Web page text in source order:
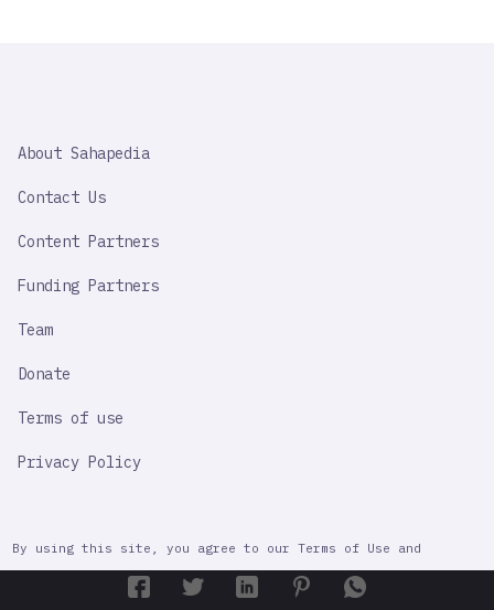
IMPORTANT
About Sahapedia
Contact Us
Content Partners
Funding Partners
Team
Donate
Terms of use
Privacy Policy
By using this site, you agree to our Terms of Use and
Privacy Policy. Unless otherwise specified, all content